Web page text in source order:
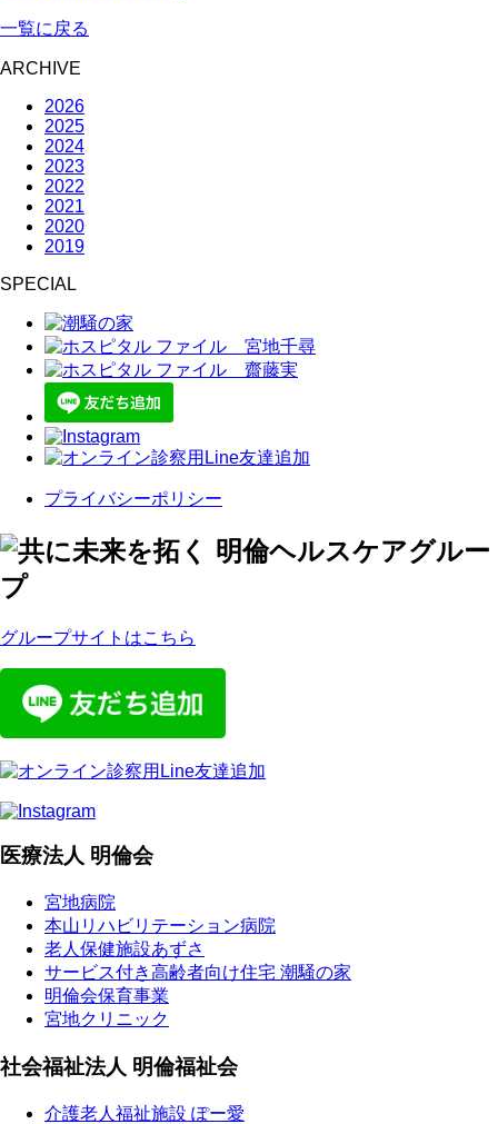
一覧に戻る
ARCHIVE
2026
2025
2024
2023
2022
2021
2020
2019
SPECIAL
プライバシーポリシー
グループサイトはこちら
医療法人 明倫会
宮地病院
本山リハビリテーション病院
老人保健施設あずさ
サービス付き高齢者向け住宅 潮騒の家
明倫会保育事業
宮地クリニック
社会福祉法人 明倫福祉会
介護老人福祉施設 ぽー愛